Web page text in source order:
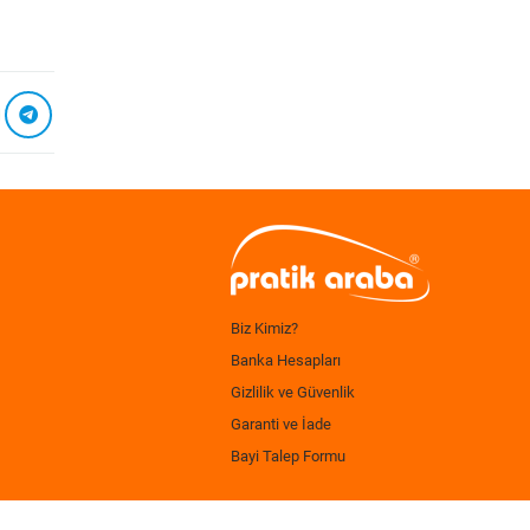
Biz Kimiz?
Banka Hesapları
Gizlilik ve Güvenlik
Garanti ve İade
Bayi Talep Formu